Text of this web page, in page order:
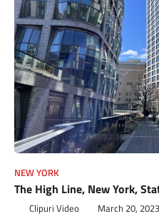
NEW YORK
The High Line, New York,
Clipuri Video March 20, 2023